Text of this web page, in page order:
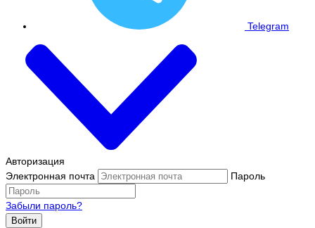
Telegram
Авторизация
Электронная почта
Пароль
Забыли пароль?
Войти